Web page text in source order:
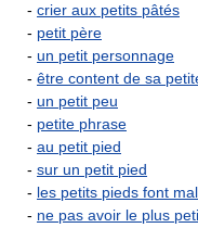
- crier aux petits pâtés
- petit père
- un petit personnage
- être content de sa
- un petit peu
- petite phrase
- au petit pied
- sur un petit pied
- les petits pieds font
- ne pas avoir le plus